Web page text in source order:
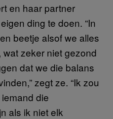
en haar partner
ding te doen. “In
beetje alsof we alles
zeker niet gezond
dat we die balans
zegt ze. “Ik zou
die
als ik niet elk